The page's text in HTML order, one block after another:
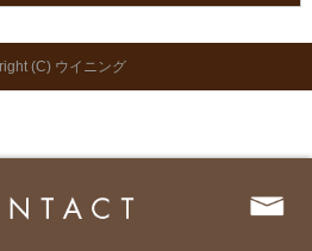
(C) ウイニング